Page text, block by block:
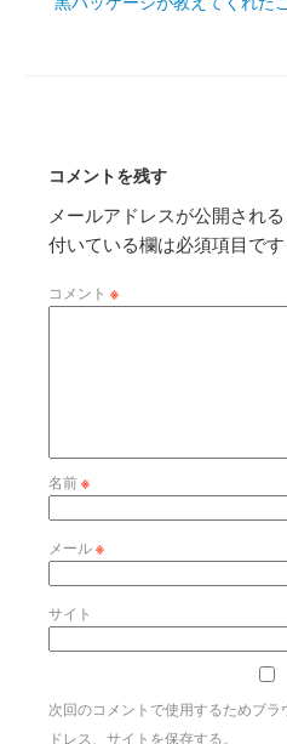
コメントを残す
メールアドレスが公開される
付いている欄は必須項目です
コメント ※
名前※
メール※
サイト
次回のコメントで使用するためブ
ドレス、サイトを保存する。